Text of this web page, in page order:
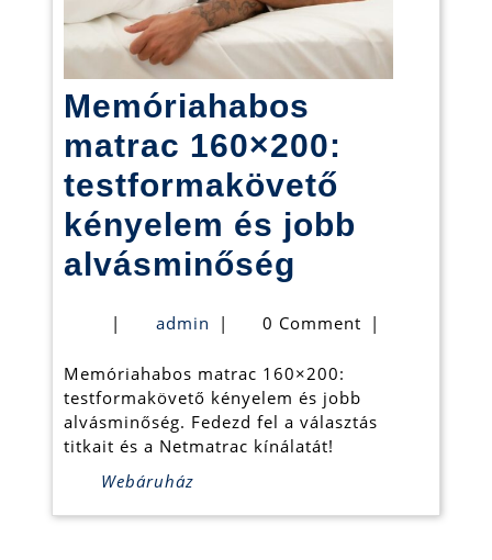
Memóriahabos
matrac 160×200:
testformakövető
kényelem és jobb
alvásminőség
160×200:
kényelem
és
| admin admin
| 0 Comment |
Memóriahabos matrac 160×200:
testformakövető kényelem és jobb
alvásminőség. Fedezd fel a választás
titkait és a Netmatrac kínálatát!
Webáruház